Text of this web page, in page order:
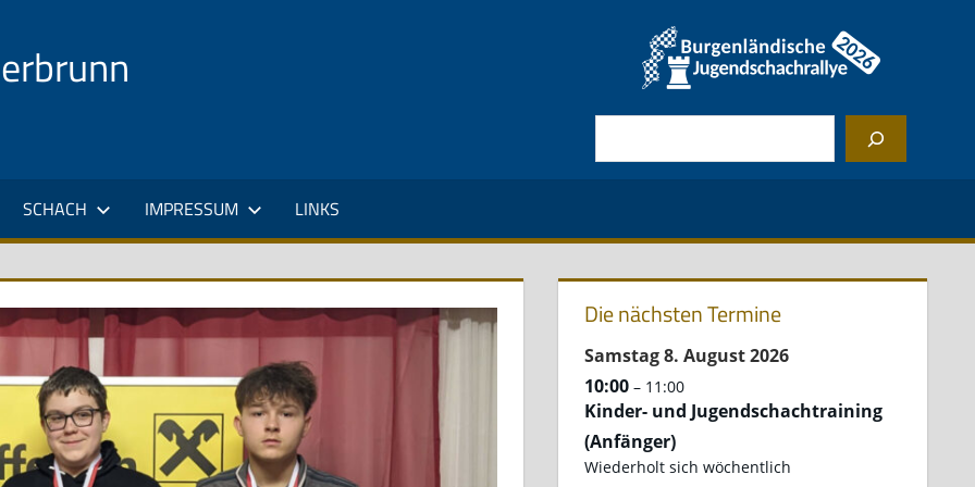
SCHACH IMPRESSUM LINKS
Die nächsten Termine
Samstag8. August2026
10:00 – 11:00
Kinder- und Jugendschachtraining
(Anfänger)
Wiederholt sich wöchentlich